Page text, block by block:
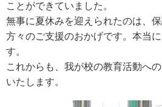
ことができていました。
無事に夏休みを迎えられたのは、
方々のご支援のおかげです。本当
す。
これからも、我が校の教育活動へ
いたします。